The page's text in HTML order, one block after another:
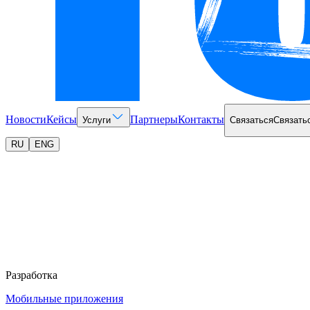
НовостиКейсы Услуги ПартнерыКонтакты Связаться
RU ENG
Разработка
Мобильные приложения